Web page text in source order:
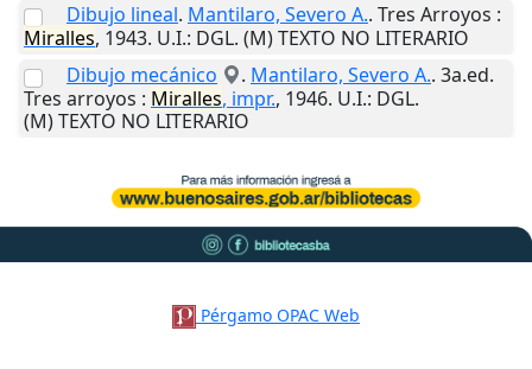
Dibujo lineal. Mantilaro, Severo A.. Tres Arroyos :
Miralles, 1943. U.I.: DGL. (M) TEXTO NO LITERARIO
Dibujo mecánico
. Mantilaro, Severo A.. 3a.ed.
Tres arroyos : Miralles, impr., 1946. U.I.: DGL.
(M) TEXTO NO LITERARIO
Pérgamo OPAC Web